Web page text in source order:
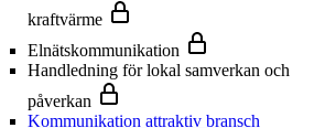
kraftvärme
Elnätskommunikation
Handledning för lokal samverkan och
påverkan
Kommunikation attraktiv bransch